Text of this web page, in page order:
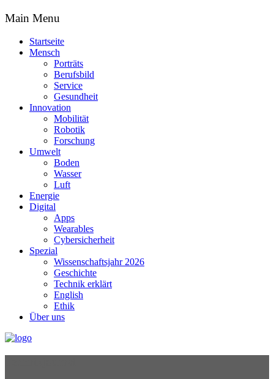
Main Menu
Startseite
Mensch
Porträts
Berufsbild
Service
Gesundheit
Innovation
Mobilität
Robotik
Forschung
Umwelt
Boden
Wasser
Luft
Energie
Digital
Apps
Wearables
Cybersicherheit
Spezial
Wissenschaftsjahr 2026
Geschichte
Technik erklärt
English
Ethik
Über uns